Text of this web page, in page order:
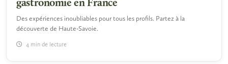
gastronomie en France
Des expériences inoubliables pour tous les profils. Partez à la
découverte de Haute-Savoie.
4 min de lecture